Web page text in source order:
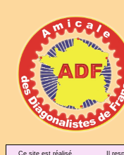
Ce site est réalisé,
Il